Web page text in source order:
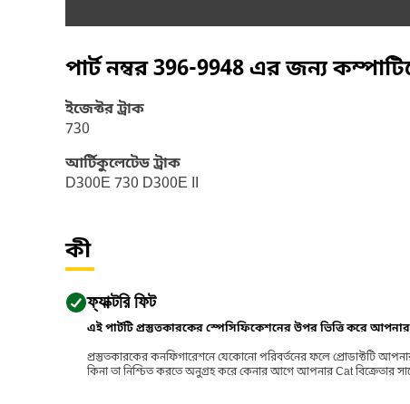
পার্ট নম্বর396-9948এর জন্য
ইজেক্টর ট্রাক
730
আর্টিকুলেটেড ট্রাক
D300E 730 D300E II
কী
ফ্যাক্টরি ফিট
এই পার্টটি প্রস্তুতকারকের স্পেসিফিকেশনের উপর ভিত্তি করে
প্রস্তুতকারকের কনফিগারেশনে যেকোনো পরিবর্তনের ফলে প্রোডাক্টটি
কিনা তা নিশ্চিত করতে অনুগ্রহ করে কেনার আগে আপনার Cat বিক্রেতার সাথে